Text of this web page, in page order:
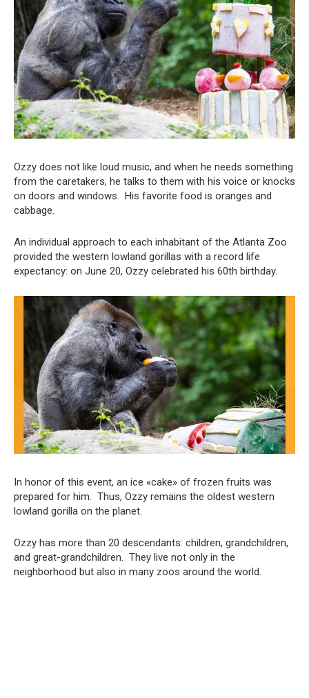
Ozzy does not like loud music, and when he needs something
from the caretakers, he talks to them with his voice or knocks
on doors and windows. His favorite food is oranges and
cabbage.
An individual approach to each inhabitant of the Atlanta Zoo
provided the western lowland gorillas with a record life
expectancy: on June 20, Ozzy celebrated his 60th birthday.
In honor of this event, an ice «cake» of frozen fruits was
prepared for him. Thus, Ozzy remains the oldest western
lowland gorilla on the planet.
Ozzy has more than 20 descendants: children, grandchildren,
and great-grandchildren. They live not only in the
neighborhood but also in many zoos around the world.